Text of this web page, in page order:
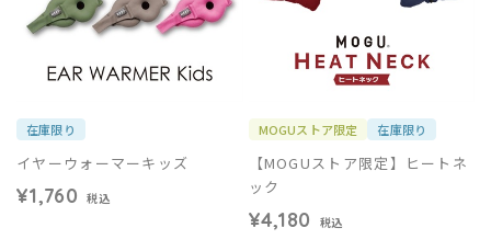
在庫限り
イヤーウォーマーキッズ
¥1,760 税込
MOGUストア限定 在庫限り
【MOGUストア限定】ヒートネ
ック
¥4,180 税込